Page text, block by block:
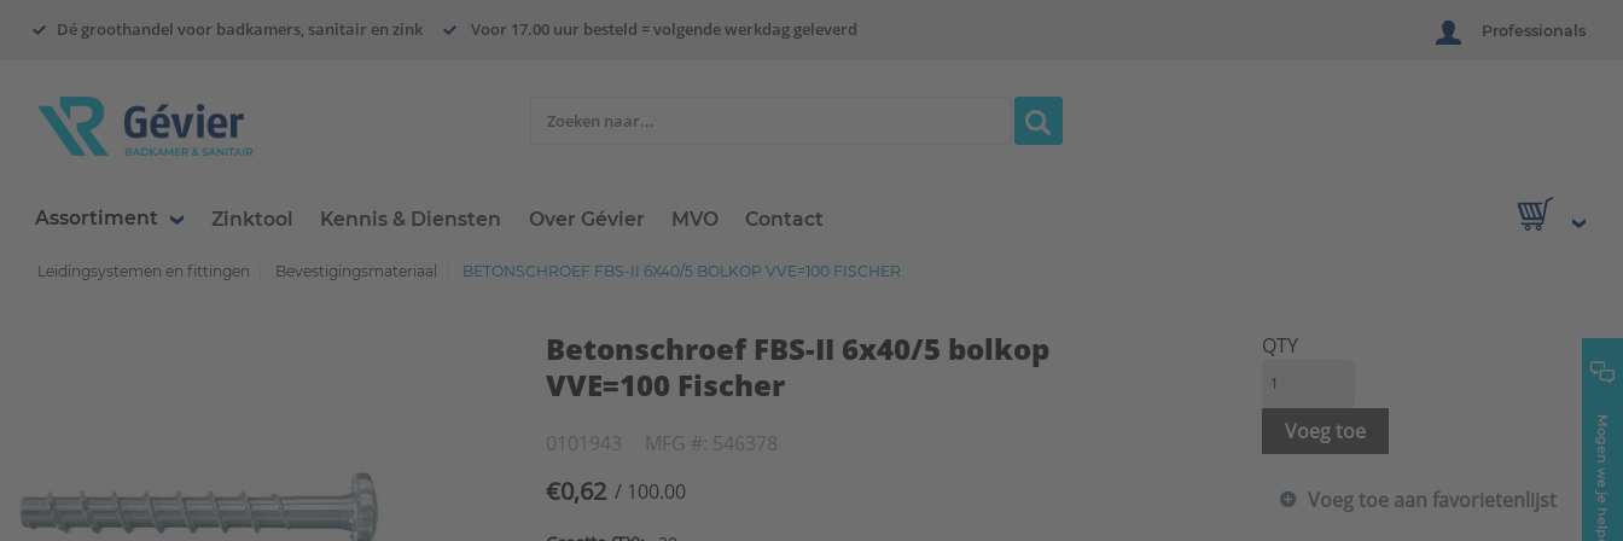
Dé groothandel voor badkamers, sanitair en zink Voor 17.00 uur besteld = volgende werkdag geleverd Professionals
Assortiment Zinktool Kennis & Diensten Over Gévier MVO Contact
Mogen we je helpen?
Leidingsystemen en fittingen Bevestigingsmateriaal BETONSCHROEF FBS-II 6X40/5 BOLKOP VVE=100 FISCHER
Betonschroef FBS-II 6x40/5 bolkop
VVE=100 Fischer
0101943 MFG #: 546378
€0,62 / 100.00
QTY
Voeg toe
Voeg toe aan favorietenlijst